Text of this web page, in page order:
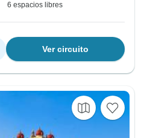
6 espacios libres
Ver circuito